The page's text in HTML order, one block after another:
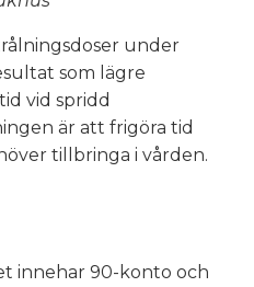
under
som lägre
vid spridd
är att frigöra tid
tillbringa i vården.
innehar 90-konto och